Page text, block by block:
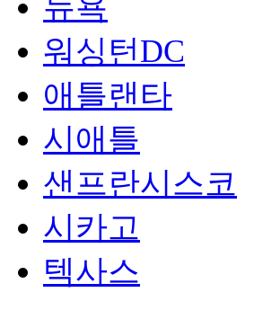
워싱턴DC
애틀랜타
시애틀
샌프란시스코
시카고
텍사스